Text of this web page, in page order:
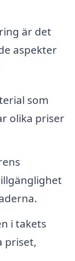
är det
aspekter
som
olika priser
i takets
priset,